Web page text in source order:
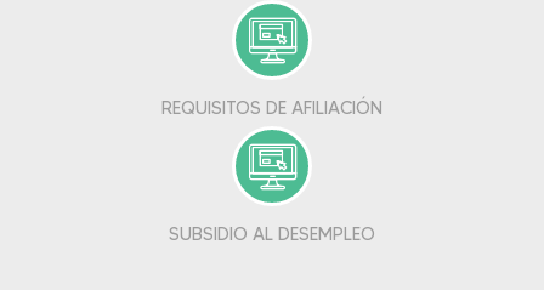
REQUISITOS DE AFILIACIÓN
SUBSIDIO AL DESEMPLEO